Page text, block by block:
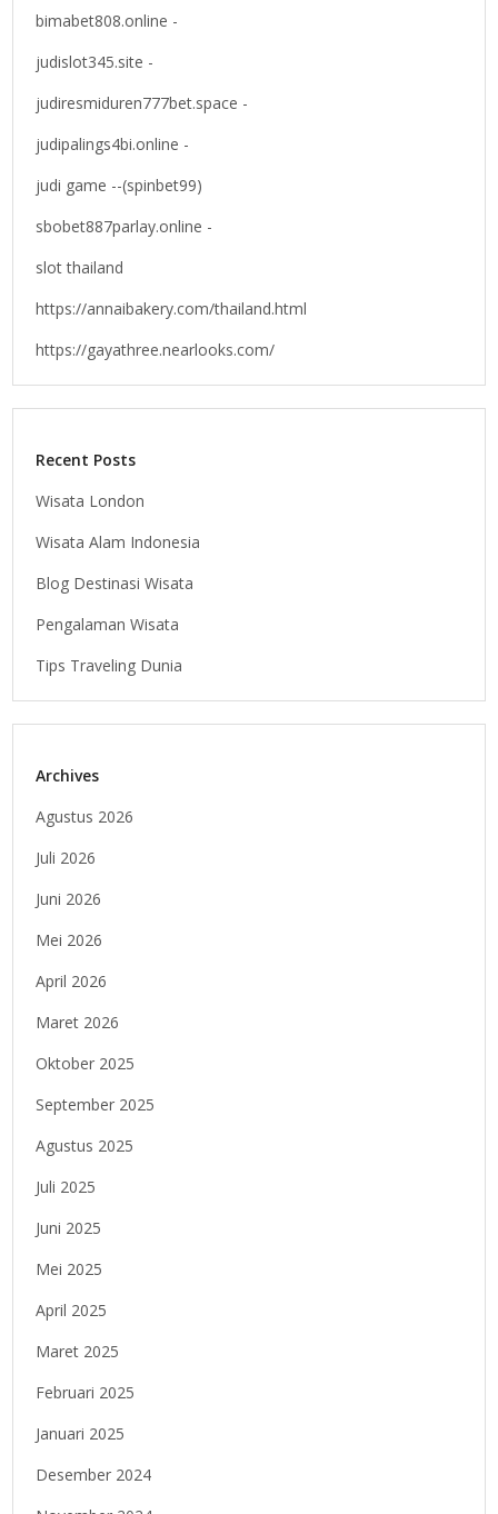
bimabet808.online -
judislot345.site -
judiresmiduren777bet.space -
judipalings4bi.online -
judi game --(spinbet99)
sbobet887parlay.online -
slot thailand
https://annaibakery.com/thailand.html
https://gayathree.nearlooks.com/
Recent Posts
Wisata London
Wisata Alam Indonesia
Blog Destinasi Wisata
Pengalaman Wisata
Tips Traveling Dunia
Archives
Agustus 2026
Juli 2026
Juni 2026
Mei 2026
April 2026
Maret 2026
Oktober 2025
September 2025
Agustus 2025
Juli 2025
Juni 2025
Mei 2025
April 2025
Maret 2025
Februari 2025
Januari 2025
Desember 2024